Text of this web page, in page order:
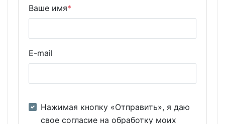
Ваше имя*
E-mail
Нажимая кнопку «Отправить», я даю
свое согласие на обработку моих